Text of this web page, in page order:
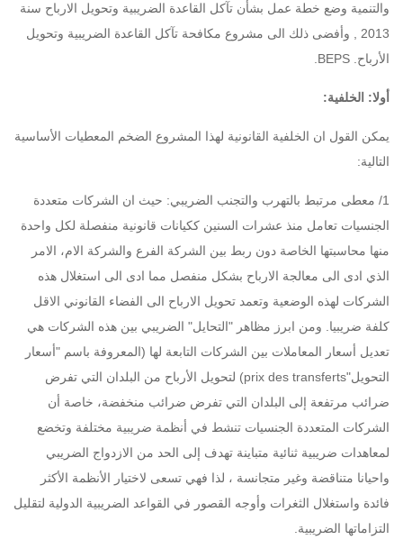
والتنمية وضع خطة عمل بشأن تآكل القاعدة الضريبية وتحويل الارباح سنة
2013 , وأفضى ذلك الى مشروع مكافحة تآكل القاعدة الضريبية وتحويل
الأرباح. BEPS.
أولا: الخلفية:
يمكن القول ان الخلفية القانونية لهذا المشروع الضخم المعطيات الأساسية
التالية:
1/ معطى مرتبط بالتهرب والتجنب الضريبي: حيث ان الشركات متعددة
الجنسيات تعامل منذ عشرات السنين ككيانات قانونية منفصلة لكل واحدة
منها محاسبتها الخاصة دون ربط بين الشركة الفرع والشركة الام، الامر
الذي ادى الى معالجة الارباح بشكل منفصل مما ادى الى استغلال هذه
الشركات لهذه الوضعية وتعمد تحويل الارباح الى الفضاء القانوني الاقل
كلفة ضريبيا. ومن ابرز مظاهر "التحايل" الضريبي بين هذه الشركات هي
تعديل أسعار المعاملات بين الشركات التابعة لها (المعروفة باسم "أسعار
التحويل"prix des transferts) لتحويل الأرباح من البلدان التي تفرض
ضرائب مرتفعة إلى البلدان التي تفرض ضرائب منخفضة، خاصة أن
الشركات المتعددة الجنسيات تنشط في أنظمة ضريبية مختلفة وتخضع
لمعاهدات ضريبية ثنائية متباينة تهدف إلى الحد من الازدواج الضريبي
واحيانا متناقضة وغير متجانسة ، لذا فهي تسعى لاختيار الأنظمة الأكثر
فائدة واستغلال الثغرات وأوجه القصور في القواعد الضريبية الدولية لتقليل
التزاماتها الضريبية.